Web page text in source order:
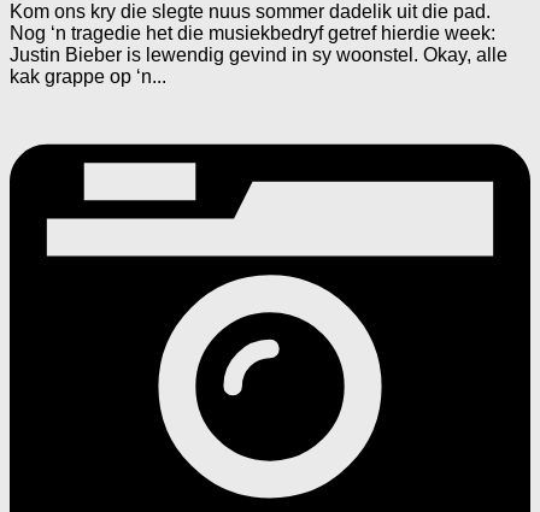
Kom ons kry die slegte nuus sommer dadelik uit die pad.
Nog ‘n tragedie het die musiekbedryf getref hierdie week:
Justin Bieber is lewendig gevind in sy woonstel. Okay, alle
kak grappe op ‘n...